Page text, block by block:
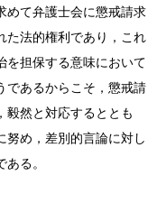
めて弁護士会に懲戒請求
た法的権利であり，これ
を担保する意味において
であるからこそ，懲戒請
毅然と対応するととも
努め，差別的言論に対し
る。